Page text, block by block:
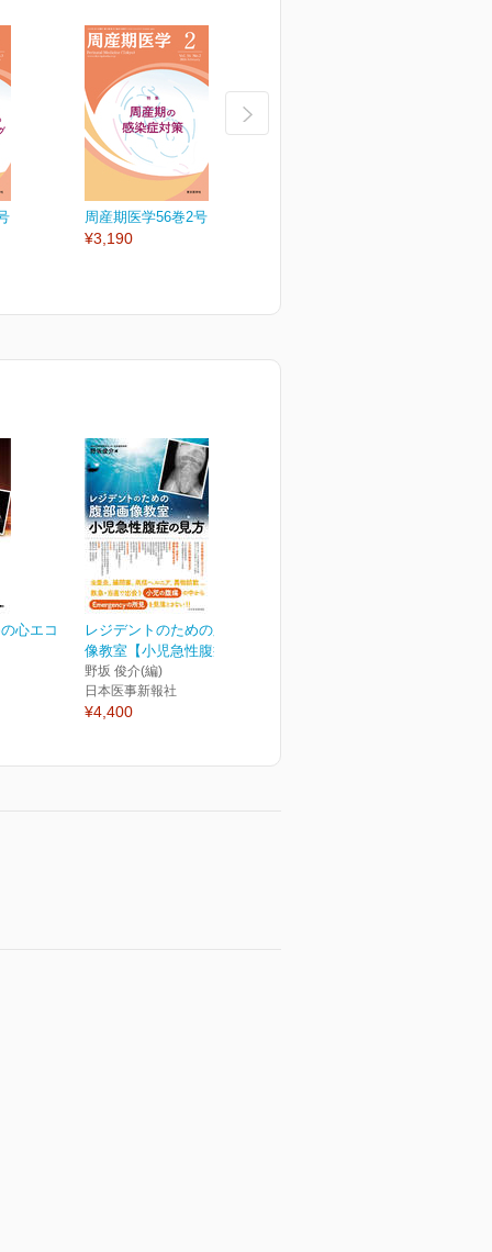
周産期医学56巻2号
¥3,190
心エコ
レジデントのための腹部画
像教室【小児急性腹症の...
野坂 俊介(編)
日本医事新報社
¥4,400